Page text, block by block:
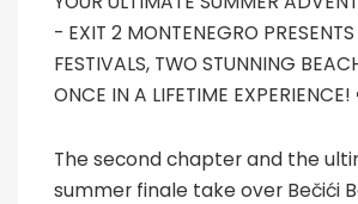
- EXIT 2 MONTENEGRO
FESTIVALS, TWO STUNNING
ONCE IN A LIFETIME EXPERIENCE!
The second chapter and the
summer finale take over Bečići